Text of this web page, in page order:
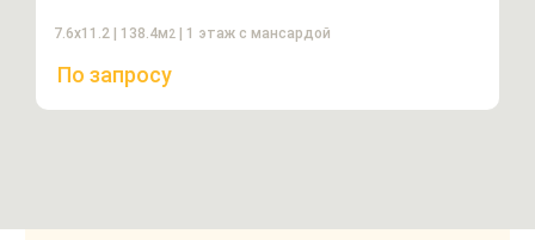
7.6х11.2 | 138.4м2 | 1 этаж с мансардой
По запросу